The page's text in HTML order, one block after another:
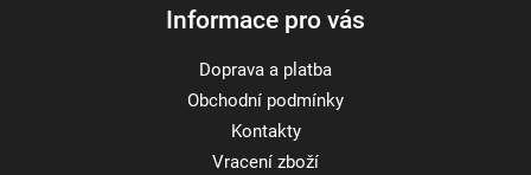
Informace pro vás
Doprava a platba
Obchodní podmínky
Kontakty
Vracení zboží